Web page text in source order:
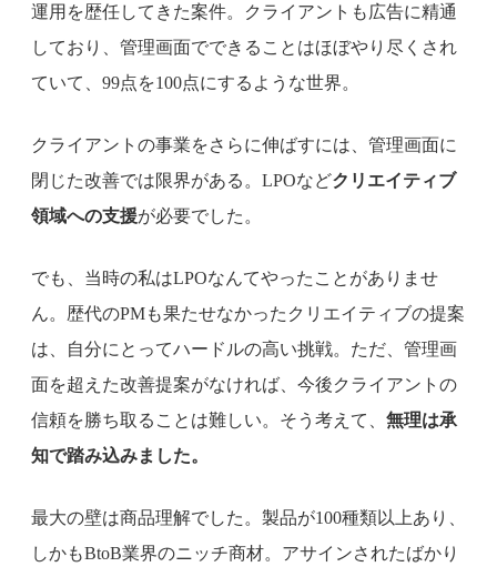
運用を歴任してきた案件。クライアントも広告に精通
しており、管理画面でできることはほぼやり尽くされ
ていて、99点を100点にするような世界。
クライアントの事業をさらに伸ばすには、管理画面に
閉じた改善では限界がある。LPOなどクリエイティブ
領域への支援が必要でした。
でも、当時の私はLPOなんてやったことがありませ
ん。歴代のPMも果たせなかったクリエイティブの提案
は、自分にとってハードルの高い挑戦。ただ、管理画
面を超えた改善提案がなければ、今後クライアントの
信頼を勝ち取ることは難しい。そう考えて、 無理は承
知で踏み込みました。
最大の壁は商品理解でした。製品が100種類以上あり、
しかもBtoB業界のニッチ商材。アサインされたばかり